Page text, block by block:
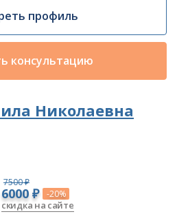
профиль
консультацию
Николаевна
7500 ₽
6000 ₽ -20%
скидка на сайте